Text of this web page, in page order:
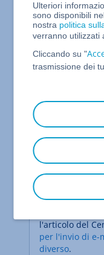
La
descritta
Thunderbird.
passaggi
Per
server e-mail.
inviare e-mail
elettronica
Per maggiori
l'articolo del
per l'invio di e-
diverso.
Ulteriori
sono disponibili
nostra politica
verranno utilizzati
Cliccando su "
trasmissione dei